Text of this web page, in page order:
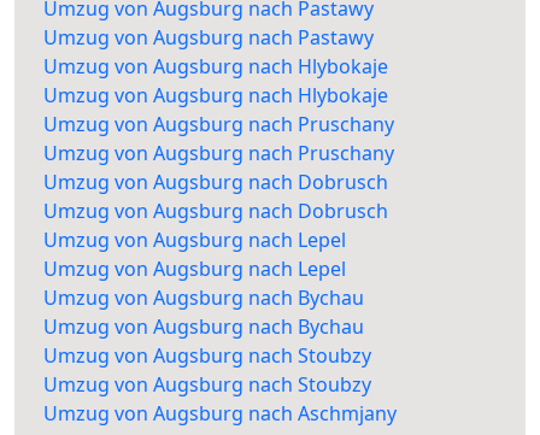
Umzug von Augsburg nach Pastawy
Umzug von Augsburg nach Pastawy
Umzug von Augsburg nach Hlybokaje
Umzug von Augsburg nach Hlybokaje
Umzug von Augsburg nach Pruschany
Umzug von Augsburg nach Pruschany
Umzug von Augsburg nach Dobrusch
Umzug von Augsburg nach Dobrusch
Umzug von Augsburg nach Lepel
Umzug von Augsburg nach Lepel
Umzug von Augsburg nach Bychau
Umzug von Augsburg nach Bychau
Umzug von Augsburg nach Stoubzy
Umzug von Augsburg nach Stoubzy
Umzug von Augsburg nach Aschmjany